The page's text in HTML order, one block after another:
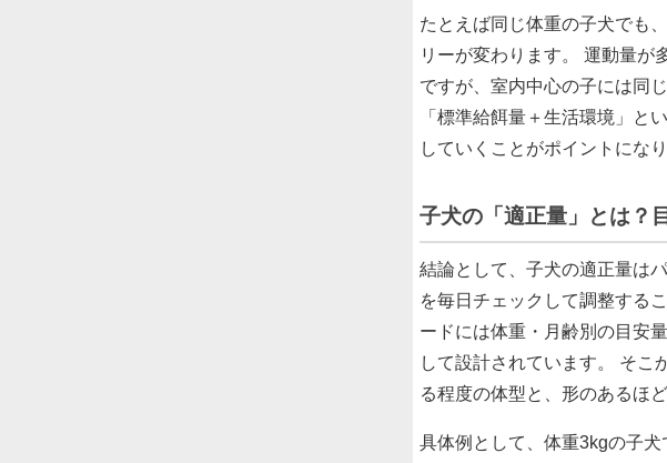
たとえば同じ体重の子犬でも
リーが変わります。 運動量が
ですが、室内中心の子には同
「標準給餌量＋生活環境」と
していくことがポイントになり
子犬の「適正量」とは？
結論として、子犬の適正量は
を毎日チェックして調整する
ードには体重・月齢別の目安
して設計されています。 そこ
る程度の体型と、形のあるほ
具体例として、体重3kgの子